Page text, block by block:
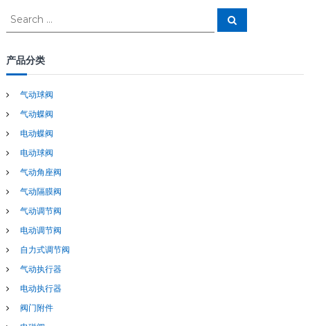
S
r
c
f
o
r
S
e
产品分类
气动球阀
气动蝶阀
电动蝶阀
电动球阀
气动角座阀
气动隔膜阀
气动调节阀
电动调节阀
自力式调节阀
气动执行器
电动执行器
阀门附件